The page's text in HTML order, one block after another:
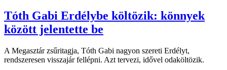
Tóth Gabi Erdélybe költözik: könnyek
között jelentette be
A Megasztár zsűritagja, Tóth Gabi nagyon szereti Erdélyt,
rendszeresen visszajár fellépni. Azt tervezi, idővel odaköltözik.